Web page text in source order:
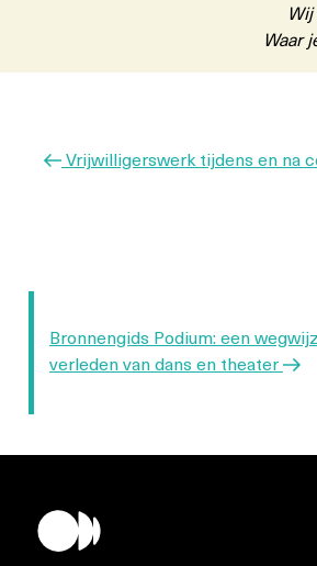
Wij
Waar
VorigVrijwilligerswerk tijdens en na
Volgend
bericht
Bronnengids Podium: een
verleden van dans en theater